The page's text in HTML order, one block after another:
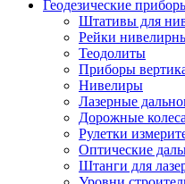
Геодезические
Штативы для
Рейки
Теодолиты
Приборы
Нивелиры
Лазерные
Дорожные колеса
Рулетки
Оптические
Штанги для